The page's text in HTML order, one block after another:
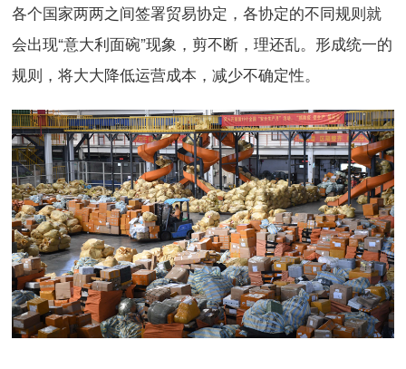
各个国家两两之间签署贸易协定，各协定的不同规则就
会出现“意大利面碗”现象，剪不断，理还乱。形成统一的
规则，将大大降低运营成本，减少不确定性。